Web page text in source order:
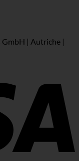
GmbH | Autriche |